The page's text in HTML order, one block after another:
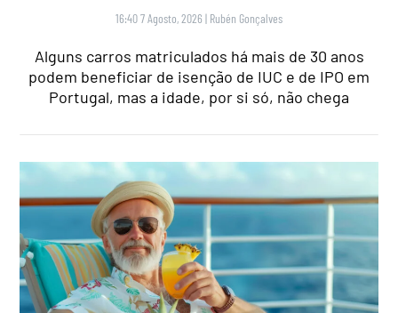
16:40 7 Agosto, 2026 | Rubén Gonçalves
Alguns carros matriculados há mais de 30 anos
podem beneficiar de isenção de IUC e de IPO em
Portugal, mas a idade, por si só, não chega